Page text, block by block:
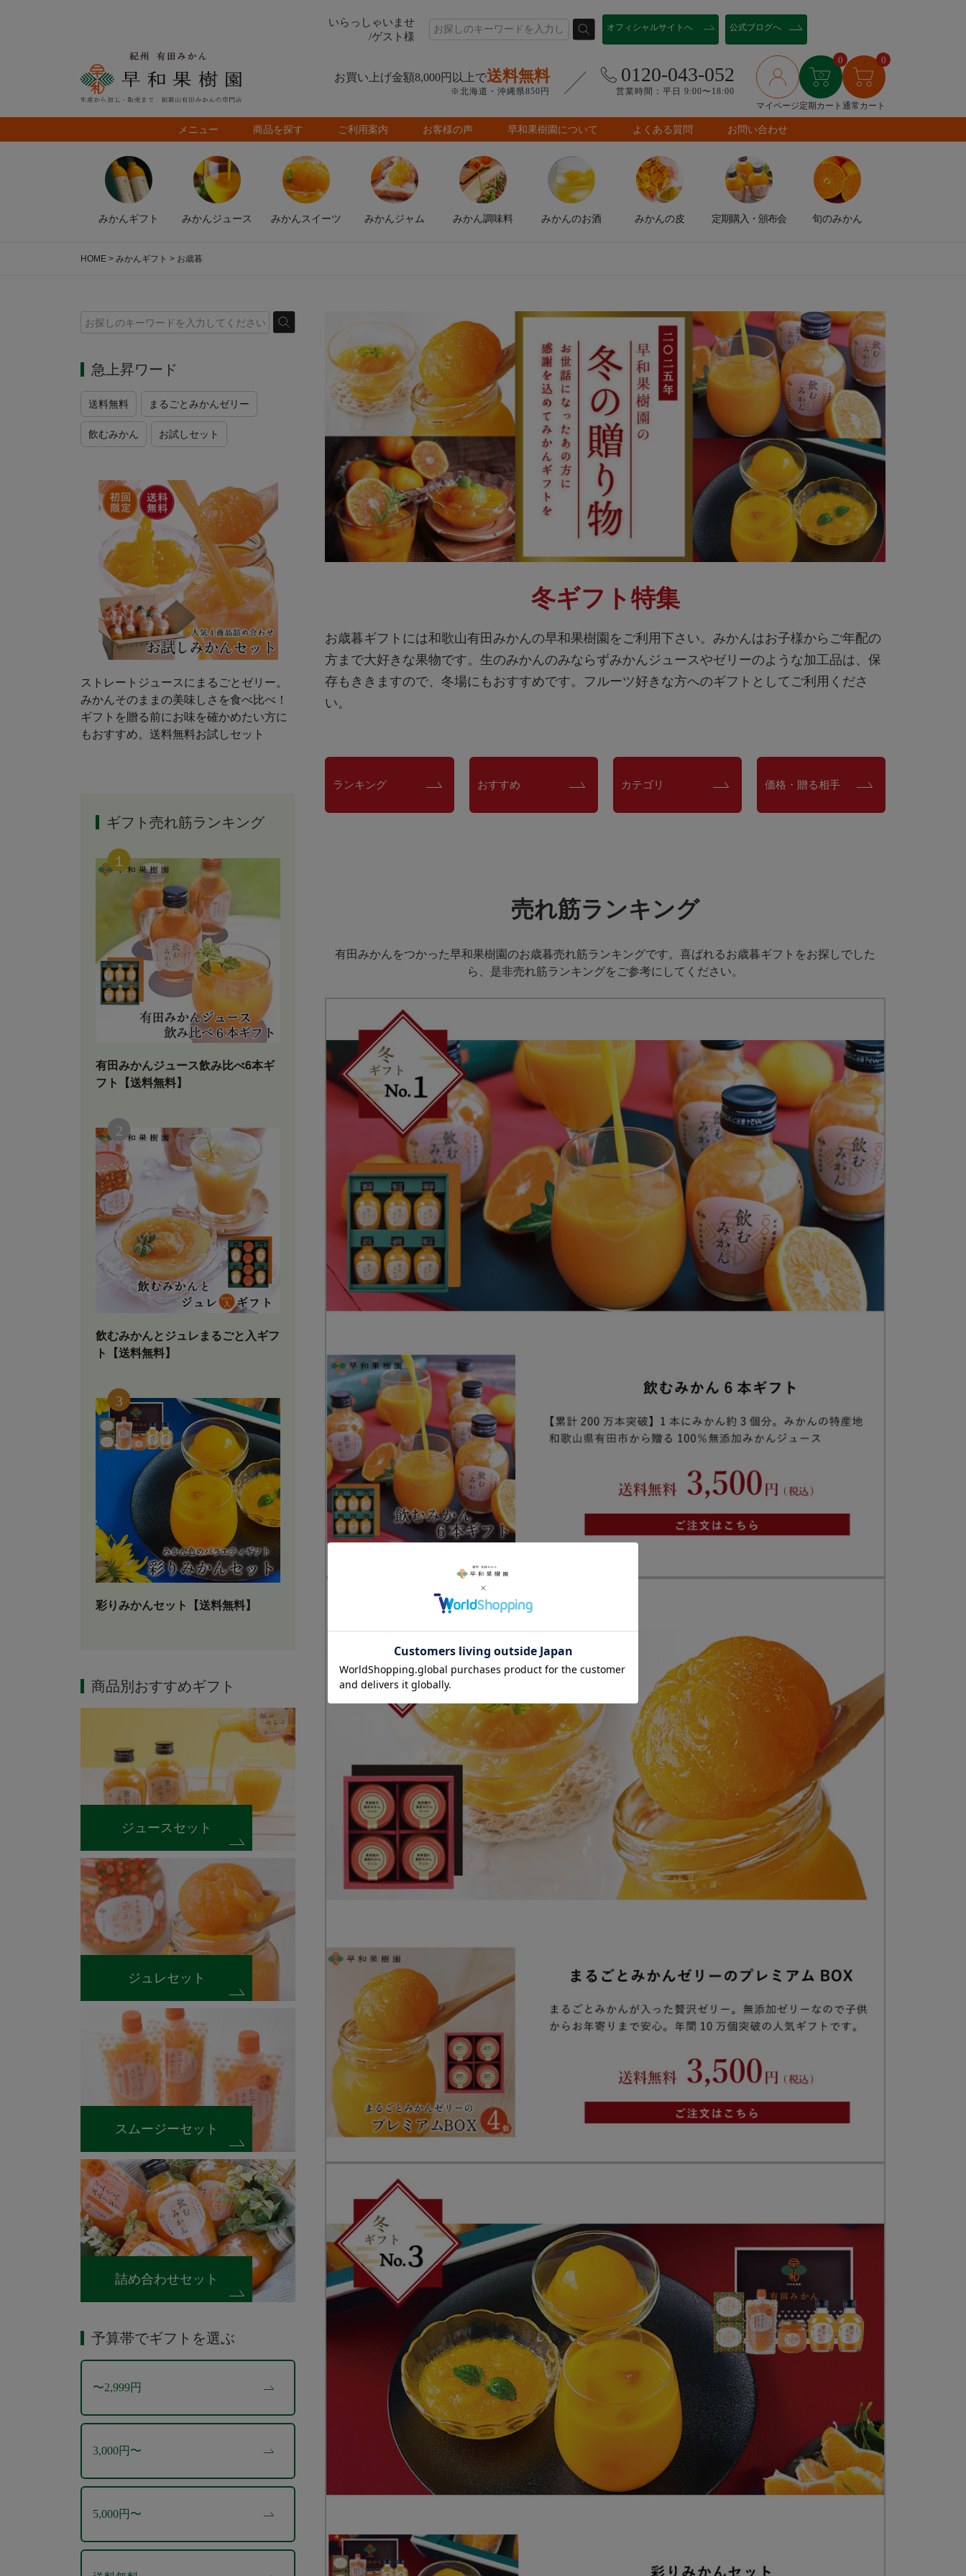
いらっしゃいませ
/ゲスト様
オフィシャルサイトへ 公式ブログへ
お買い上げ金額8,000円以上で送料無料
※北海道・沖縄県850円
0120-043-052
営業時間：平日 9:00〜18:00
マイページ
0
定期カート
0
通常カート
メニュー 商品を探す ご利用案内 お客様の声 早和果樹園について よくある質問 お問い合わせ
みかんギフト みかん ジュース みかんスイーツ みかん ジャム みかん調味料 みかんのお酒 みかんの皮 定期購入 ・頒布会 旬のみかん
HOME みかんギフト お歳暮
急上昇ワード
送料無料 まるごとみかんゼリー
飲むみかん お試しセット
ストレートジュースにまるごとゼリー。
みかんそのままの美味しさを食べ比べ！
ギフトを贈る前にお味を確かめたい方に
もおすすめ。送料無料お試しセット
ギフト売れ筋ランキング
有田みかんジュース飲み比べ6本ギ
フト【送料無料】
飲むみかんとジュレまるごと入ギフ
ト【送料無料】
彩りみかんセット【送料無料】
商品別おすすめギフト
ジュースセット
ジュレセット
スムージーセット
詰め合わせセット
予算帯でギフトを選ぶ
〜2,999円
3,000円〜
5,000円〜
冬ギフト特集
お歳暮ギフトには和歌山有田みかんの早和果樹園をご利用下さい。みかんはお子様からご年配の
方まで大好きな果物です。生のみかんのみならずみかんジュースやゼリーのような加工品は、保
存もききますので、冬場にもおすすめです。フルーツ好きな方へのギフトとしてご利用くださ
い。
ランキング おすすめ カテゴリ 価格・贈る相手
売れ筋ランキング
有田みかんをつかった早和果樹園のお歳暮売れ筋ランキングです。喜ばれるお歳暮ギフトをお探しでした
ら、是非売れ筋ランキングをご参考にしてください。